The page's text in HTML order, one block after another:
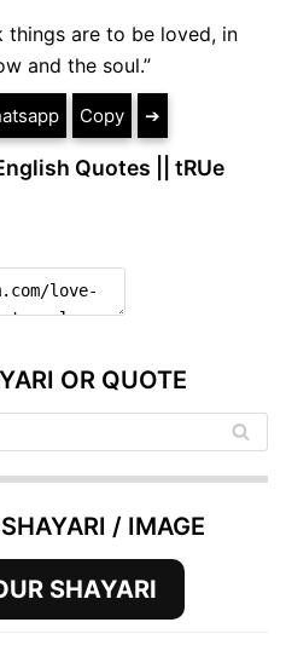
things are to be loved, in
and the soul.”
Copy ➔
Quotes || tRUe
OR QUOTE
/ IMAGE
SHAYARI